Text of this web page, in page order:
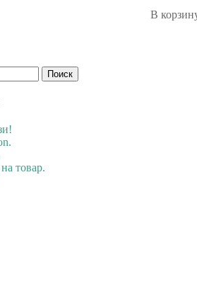
В
товар.